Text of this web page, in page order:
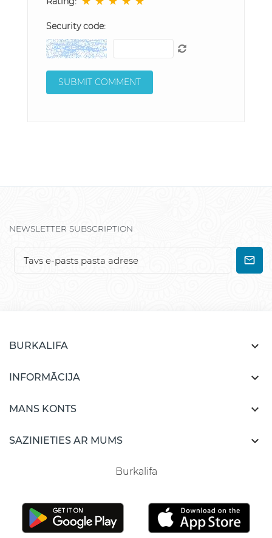
Security code:
NEWSLETTER SUBSCRIPTION
BURKALIFA 
INFORMĀCIJA 
MANS KONTS 
SAZINIETIES AR MUMS 
Burkalifa